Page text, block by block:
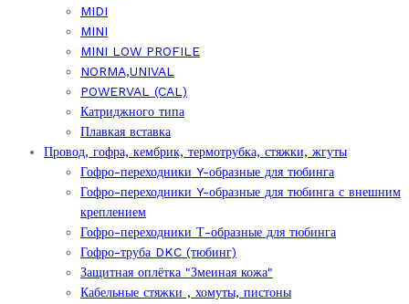
MIDI
MINI
MINI LOW PROFILE
NORMA,UNIVAL
POWERVAL (CAL)
Катриджного типа
Плавкая вставка
Провод, гофра, кембрик, термотрубка, стяжки, жгуты
Гофро-переходники Y-образные для тюбинга
Гофро-переходники Y-образные для тюбинга с внешним
креплением
Гофро-переходники Т-образные для тюбинга
Гофро-труба DKC (тюбинг)
Защитная оплётка "Змеиная кожа"
Кабельные стяжки , хомуты, пистоны